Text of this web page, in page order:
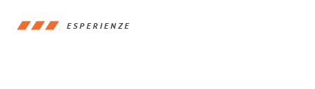
ESPERIENZE